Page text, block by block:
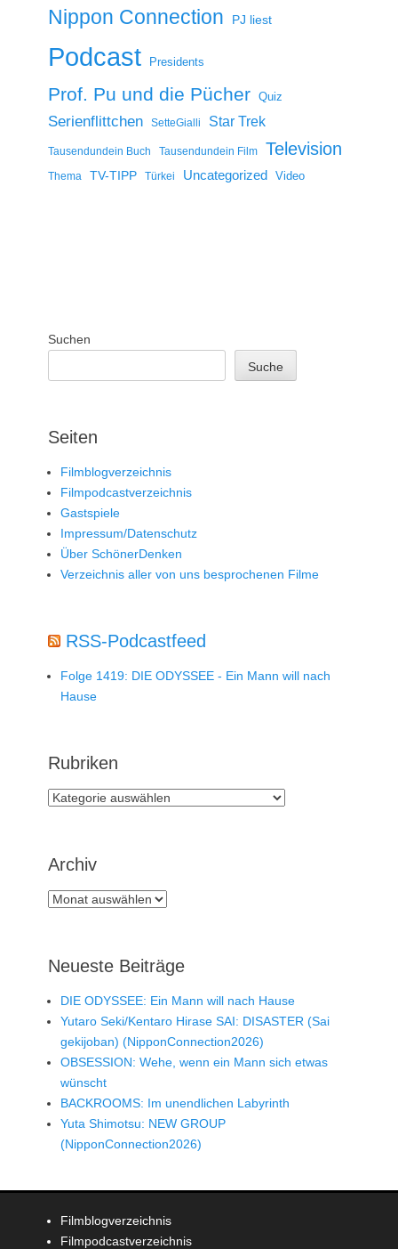
Nippon Connection PJ liest
Podcast Presidents
Prof. Pu und die Pücher Quiz
Serienflittchen SetteGialli Star Trek
Tausendundein Buch Tausendundein Film Television
Thema TV-TIPP Türkei Uncategorized Video
Suchen
Suche
Seiten
Filmblogverzeichnis
Filmpodcastverzeichnis
Gastspiele
Impressum/Datenschutz
Über SchönerDenken
Verzeichnis aller von uns besprochenen Filme
RSS-Podcastfeed
Folge 1419: DIE ODYSSEE - Ein Mann will nach
Hause
Rubriken
Rubriken
Archiv
Archiv
Neueste Beiträge
DIE ODYSSEE: Ein Mann will nach Hause
Yutaro Seki/Kentaro Hirase SAI: DISASTER (Sai
gekijoban) (NipponConnection2026)
OBSESSION: Wehe, wenn ein Mann sich etwas
wünscht
BACKROOMS: Im unendlichen Labyrinth
Yuta Shimotsu: NEW GROUP
(NipponConnection2026)
Filmblogverzeichnis
Filmpodcastverzeichnis